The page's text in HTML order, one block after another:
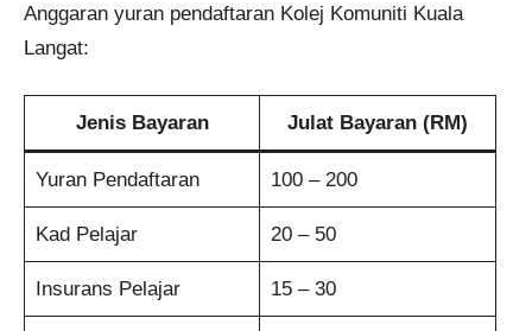
Anggaran yuran pendaftaran Kolej Komuniti Kuala
Langat:
Jenis Bayaran Julat Bayaran (RM)
Yuran Pendaftaran 100 – 200
Kad Pelajar 20 – 50
Insurans Pelajar 15 – 30